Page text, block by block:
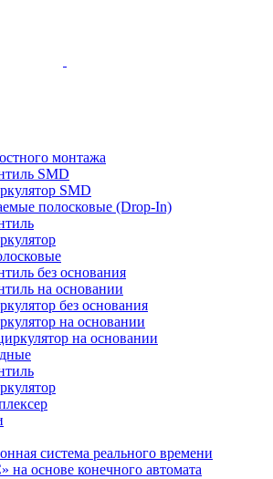
монтажа
SMD
SMD
полосковые (Drop-In)
без основания
на основании
без основания
на основании
на основании
система реального времени
основе конечного автомата